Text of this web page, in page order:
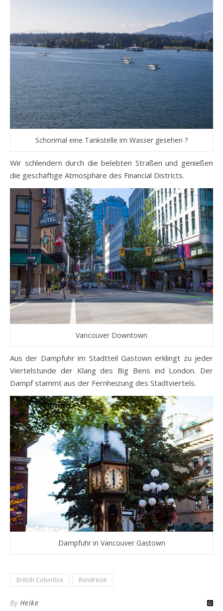
Schonmal eine Tankstelle im Wasser gesehen ?
Wir schlendern durch die belebten Straßen und genießen
die geschäftige Atmosphäre des Financial Districts.
Vancouver Downtown
Aus der Dampfuhr im Stadtteil Gastown erklingt zu jeder
Viertelstunde der Klang des Big Bens ind London. Der
Dampf stammt aus der Fernheizung des Stadtviertels.
Dampfuhr in Vancouver Gastown
British Columbia Rundreise
By Heike